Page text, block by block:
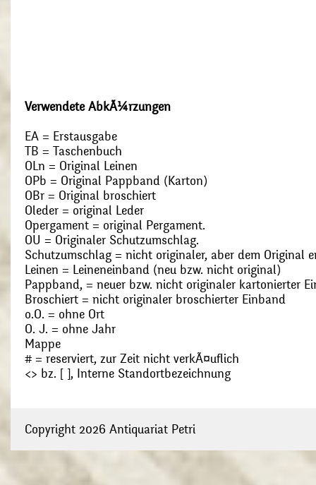
Verwendete AbkÃ¼rzungen
EA = Erstausgabe
TB = Taschenbuch
OLn = Original Leinen
OPb = Original Pappband (Karton)
OBr = Original broschiert
Oleder = original Leder
Opergament = original Pergament.
OU = Originaler Schutzumschlag.
Schutzumschlag = nicht originaler, aber dem Original
Leinen = Leineneinband (neu bzw. nicht original)
Pappband, = neuer bzw. nicht originaler kartonierter
Broschiert = nicht originaler broschierter Einband
o.O. = ohne Ort
O. J. = ohne Jahr
Mappe
# = reserviert, zur Zeit nicht verkÃ¤uflich
<> bz. [ ], Interne Standortbezeichnung
Copyright 2026 Antiquariat Petri